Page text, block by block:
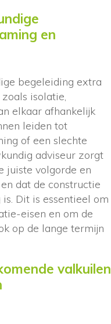
en
begeleiding extra
isolatie,
elkaar afhankelijk
leiden tot
of een slechte
adviseur zorgt
juiste volgorde en
dat de constructie
Dit is essentieel om
eisen en om de
op de lange termijn
valkuilen